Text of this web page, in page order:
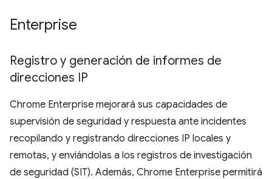
Enterprise
Registro y generación de informes de
direcciones IP
Chrome Enterprise mejorará sus capacidades de
supervisión de seguridad y respuesta ante incidentes
recopilando y registrando direcciones IP locales y
remotas, y enviándolas a los registros de investigación
de seguridad (SIT). Además, Chrome Enterprise permitirá